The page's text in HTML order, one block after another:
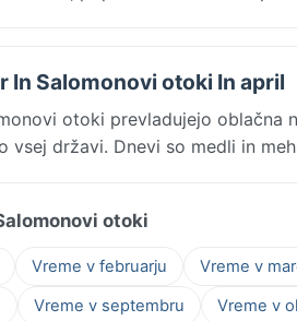
In Salomonovi otoki In april
otoki prevladujejo oblačna
vsej državi. Dnevi so medli in
otoki
Vreme v februarju Vreme v
Vreme v septembru Vreme v